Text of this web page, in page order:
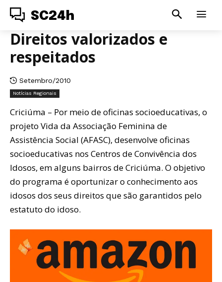
SC24h
Direitos valorizados e
respeitados
Setembro/2010
Notícias Regionais
Criciúma – Por meio de oficinas socioeducativas, o
projeto Vida da Associação Feminina de
Assistência Social (AFASC), desenvolve oficinas
socioeducativas nos Centros de Convivência dos
Idosos, em alguns bairros de Criciúma. O objetivo
do programa é oportunizar o conhecimento aos
idosos dos seus direitos que são garantidos pelo
estatuto do idoso.